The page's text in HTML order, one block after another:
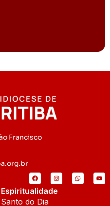
Francisco
Espiritualidade
Santo do Dia